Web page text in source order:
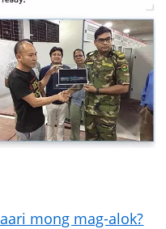
mong mag-alok?